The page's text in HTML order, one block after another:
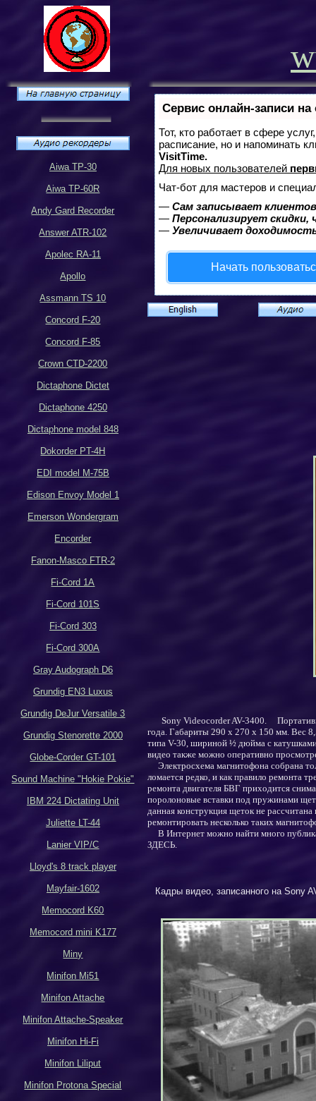
Aiwa TP-30
Aiwa TP-60R
Andy Gard Recorder
Answer ATR-102
Apolec RA-11
Apollo
Assmann TS 10
Concord F-20
Concord F-85
Crown CTD-2200
Dictaphone Dictet
Dictaphone 4250
Dictaphone model 848
Dokorder PT-4H
EDI model M-75B
Edison Envoy Model 1
Emerson Wondergram
Encorder
Fanon-Masco FTR-2
Fi-Cord 1A
Fi-Cord 101S
Fi-Cord 303
Fi-Cord 300A
Gray Audograph D6
Grundig EN3 Luxus
Grundig DeJur Versatile 3
Grundig Stenorette 2000
Globe-Corder GT-101
Sound Machine "Hokie Pokie"
IBM 224 Dictating Unit
Juliette LT-44
Lanier VIP/C
Lloyd's 8 track player
Mayfair-1602
Memocord K60
Memocord mini K177
Miny
Minifon Mi51
Minifon Attache
Minifon Attache-Speaker
Minifon Hi-Fi
Minifon Liliput
Minifon Protona Special
Сервис онлайн-записи
Тот, кто работает в сфере
расписание, но и напоминать
VisitTime.
Для новых пользователей
Чат-бот для мастеров и
— Сам записывает
— Персонализирует
— Увеличивает
Начать
Sony Videocorder AV-3400.
года. Габариты 290 х 270 х 150 мм. Вес
типа V-30, шириной ½ дюйма с
видео также можно оперативно
Электросхема магнитофона собрана
ломается редко, и как правило ремонта
ремонта двигателя БВГ приходится
поролоновые вставки под пружинами
данная конструкция щеток не
ремонтировать несколько таких
В Интернет можно найти много
ЗДЕСЬ.
Кадры видео, записанного наSony